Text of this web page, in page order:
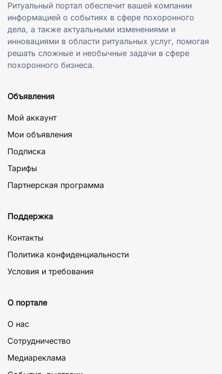
Ритуальный портал обеспечит вашей компании
информацией о событиях в сфере похоронного
дела, а также актуальными изменениями и
инновациями в области ритуальных услуг, помогая
решать сложные и необычные задачи в сфере
похоронного бизнеса.
Объявления
Мой аккаунт
Мои объявления
Подписка
Тарифы
Партнерская программа
Поддержка
Контакты
Политика конфиденциальности
Условия и требования
О портале
О нас
Сотрудничество
Медиареклама